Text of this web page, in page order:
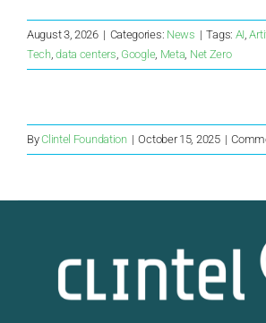
August 3, 2026 | Categories: News | Tags: AI,
Tech,data centers, Google, Meta, Net Zero
ByClintel Foundation | October 15, 2025 |